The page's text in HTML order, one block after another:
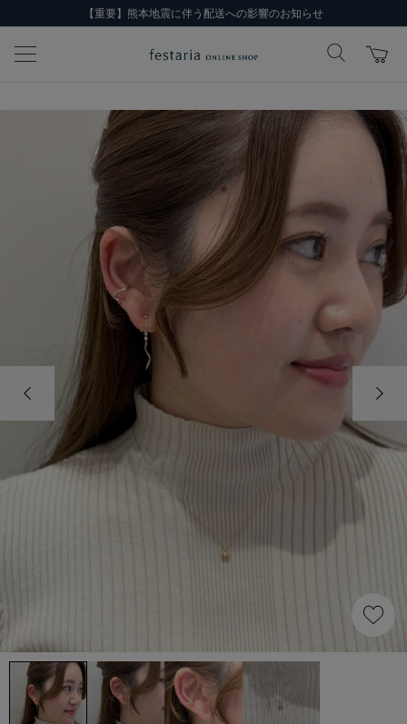
【重要】熊本地震に伴う配送への影響のお知らせ